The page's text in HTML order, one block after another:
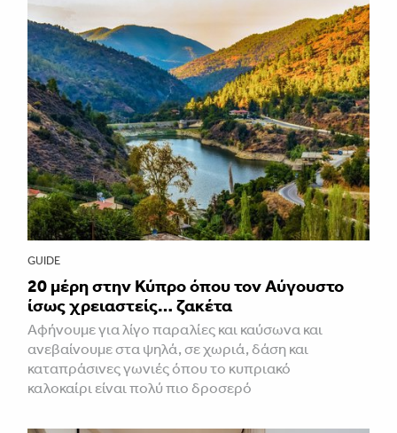
GUIDE
20 μέρη στην Κύπρο όπου τον Αύγουστο
ίσως χρειαστείς… ζακέτα
Αφήνουμε για λίγο παραλίες και καύσωνα και
ανεβαίνουμε στα ψηλά, σε χωριά, δάση και
καταπράσινες γωνιές όπου το κυπριακό
καλοκαίρι είναι πολύ πιο δροσερό